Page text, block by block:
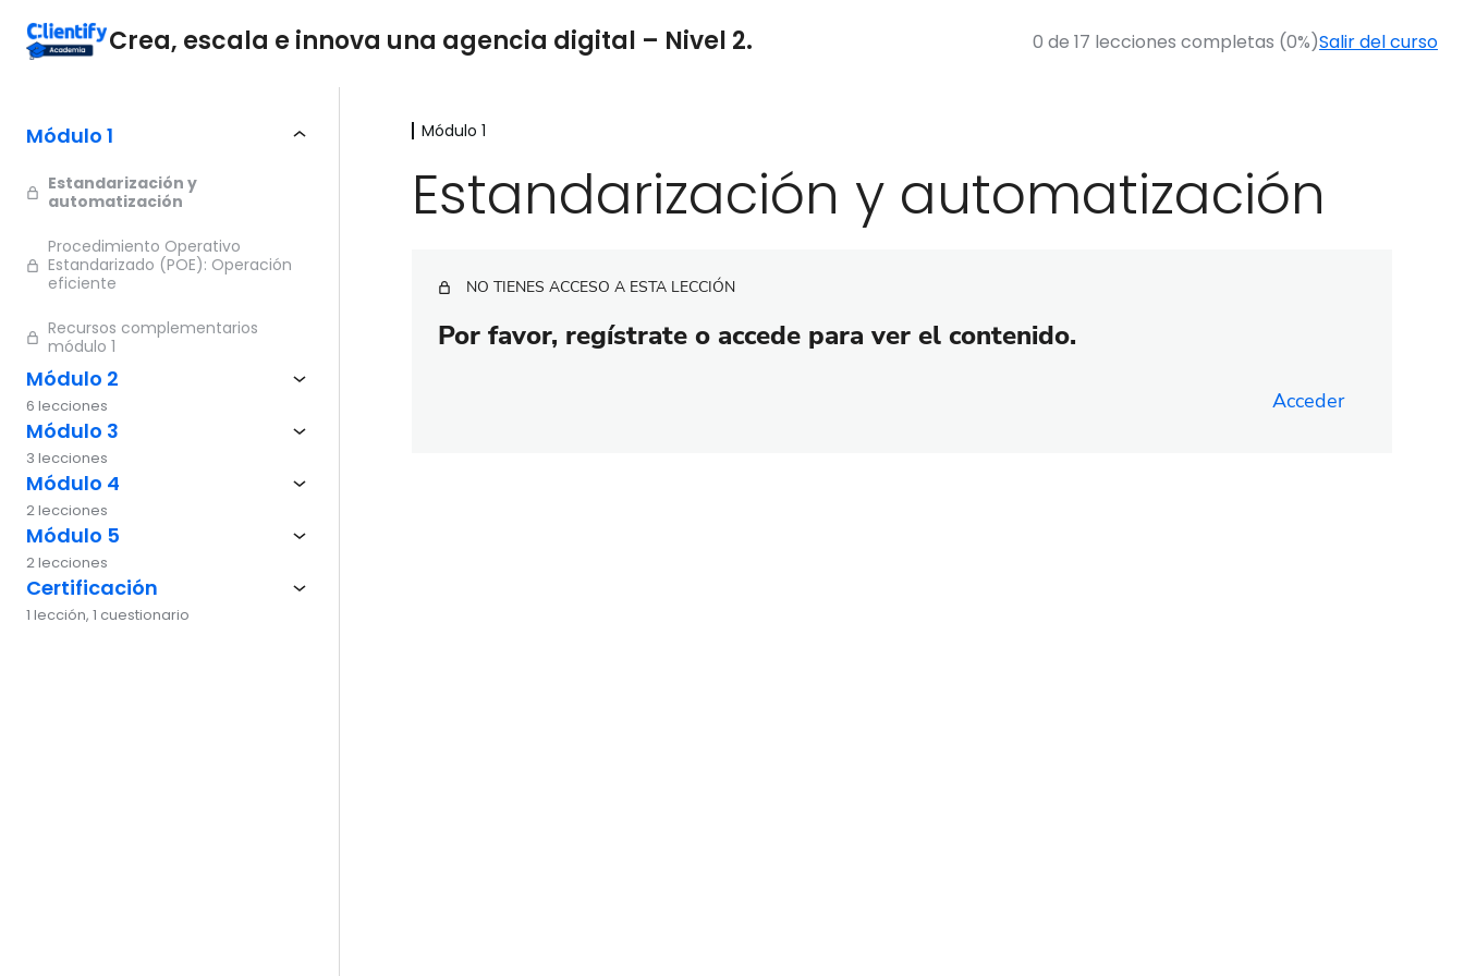
Crea, escala e innova una agencia digital – Nivel 2. 0 de 17 lecciones completas (0%)Salir del curso
Módulo 1
Estandarización y
automatización
Procedimiento Operativo
Estandarizado (POE): Operación
eficiente
Recursos complementarios
módulo 1
Módulo 2
6 lecciones
Módulo 3
3 lecciones
Módulo 4
2 lecciones
Módulo 5
2 lecciones
Certificación
1 lección, 1 cuestionario
Módulo 1
Estandarización y automatización
NO TIENES ACCESO A ESTA LECCIÓN
Por favor, regístrate o accede para ver el contenido.
Acceder